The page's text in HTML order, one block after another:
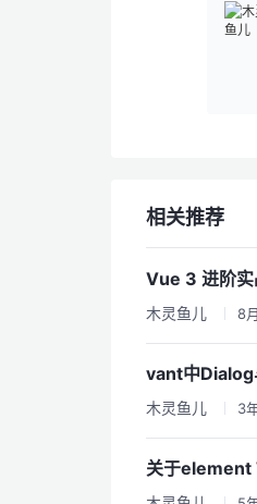
相关推荐
Vue 3 进阶实
木灵鱼儿 8
vant中
木灵鱼儿 3
关于element